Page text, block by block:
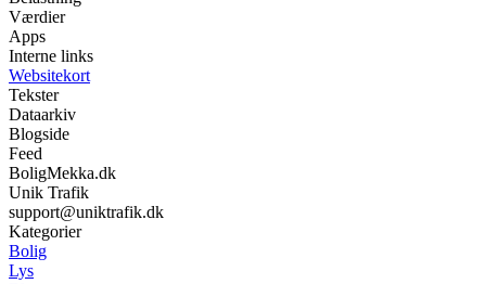
Værdier
Apps
Interne links
Websitekort
Tekster
Dataarkiv
Blogside
Feed
BoligMekka.dk
Unik Trafik
support@uniktrafik.dk
Kategorier
Bolig
Lys